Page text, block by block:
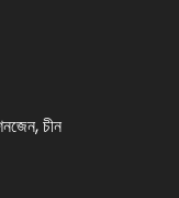
চীন